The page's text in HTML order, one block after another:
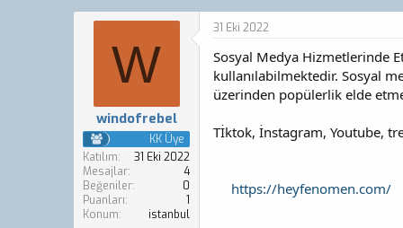
o
ş
l
a
t
a
n
a
ş
ı
ç
t
a
i
W
windofrebel
KK Üye
Katılım
31 Eki 2022
Mesajlar
4
Beğeniler
0
Puanları
1
Konum
istanbul
31 Eki 2022
Sosyal Medya Hizmetlerinde
kullanılabilmektedir. Sosyal
üzerinden popülerlik elde
Tİktok, İnstagram, Youtube,
https://heyfenomen.com/